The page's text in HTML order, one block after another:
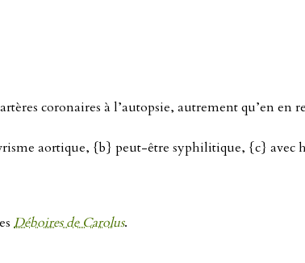
coronaires à l’autopsie, autrement qu’en en
aortique, {b} peut-être syphilitique, {c}
Déboires de Carolus.